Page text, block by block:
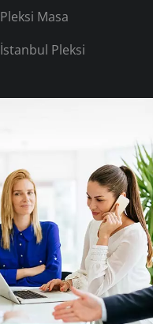
Pleksi Masa
İstanbul Pleksi